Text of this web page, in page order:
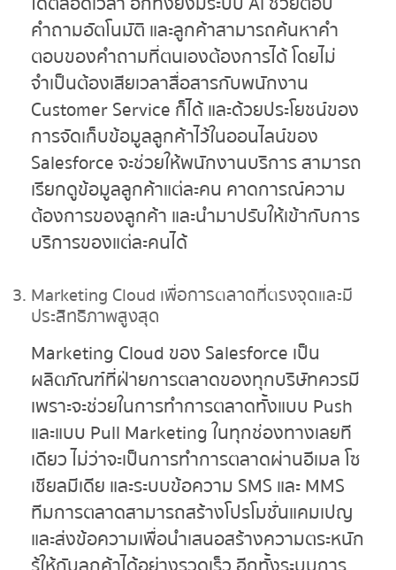
คำถามอัตโนมัติ และลูกค้าสามารถค้นหาคำ
ตอบของคำถามที่ตนเองต้องการได้ โดยไม่
จำเป็นต้องเสียเวลาสื่อสารกับพนักงาน
Customer Service ก็ได้ และด้วยประโยชน์ของ
การจัดเก็บข้อมูลลูกค้าไว้ในออนไลน์ของ
Salesforce จะช่วยให้พนักงานบริการ สามารถ
เรียกดูข้อมูลลูกค้าแต่ละคน คาดการณ์ความ
ต้องการของลูกค้า และนำมาปรับให้เข้ากับการ
บริการของแต่ละคนได้
Marketing Cloud เพื่อการตลาดที่ตรงจุดและมี
ประสิทธิภาพสูงสุด
Marketing Cloud ของ Salesforce เป็น
ผลิตภัณฑ์ที่ฝ่ายการตลาดของทุกบริษัทควรมี
เพราะจะช่วยในการทำการตลาดทั้งแบบ Push
และแบบ Pull Marketing ในทุกช่องทางเลยที
เดียว ไม่ว่าจะเป็นการทำการตลาดผ่านอีเมล โซ
เชียลมีเดีย และระบบข้อความ SMS และ MMS
ทีมการตลาดสามารถสร้างโปรโมชั่นแคมเปญ
และส่งข้อความเพื่อนำเสนอสร้างความตระหนัก